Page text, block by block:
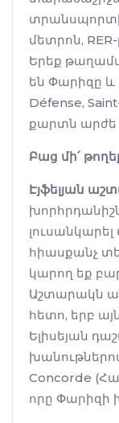
տրանսպորտի
մետրոն,
Երեք
են Փարիզը
Défense,
քարտն արժե
Բաց մի՛
Էյֆելյան
հիասքանչ
կարող եք
Աշտարակն
հետո, երբ
Ելիսեյան
Concorde
որը Փարիզի